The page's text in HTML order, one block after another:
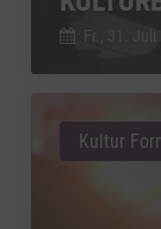
Fr., 31. Juli
Kultur